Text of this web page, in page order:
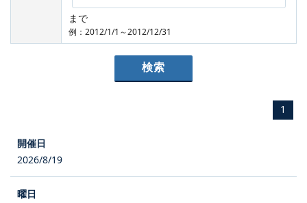
まで
例：2012/1/1～2012/12/31
1
2026/8/19